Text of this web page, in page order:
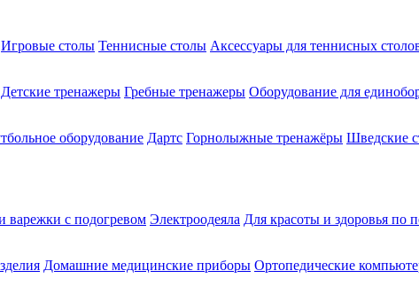
Игровые столы Теннисные столы Аксессуары для теннисных
Детские тренажеры Гребные тренажеры Оборудование для
оборудование Дартс Горнолыжные тренажёры Шведские
варежки с подогревом Электроодеяла Для красоты и здоровья по
Домашние медицинские приборы Ортопедические